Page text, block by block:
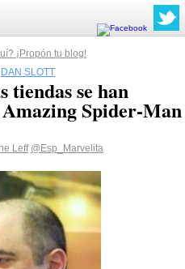
¡Propón tu blog!
DAN SLOTT
tiendas se han
Spider-Man
Leff @Esp_Marvelita